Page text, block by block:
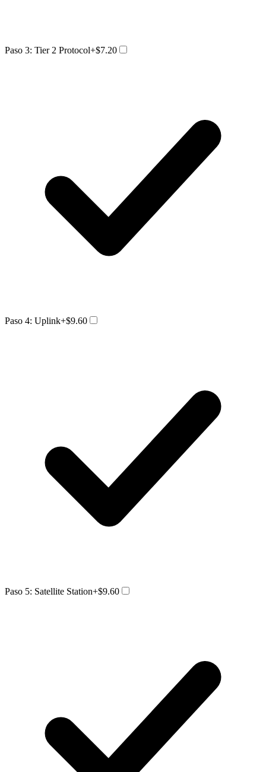
Paso 3: Tier 2 Protocol+$7.20
Paso 4: Uplink+$9.60
Paso 5: Satellite Station+$9.60